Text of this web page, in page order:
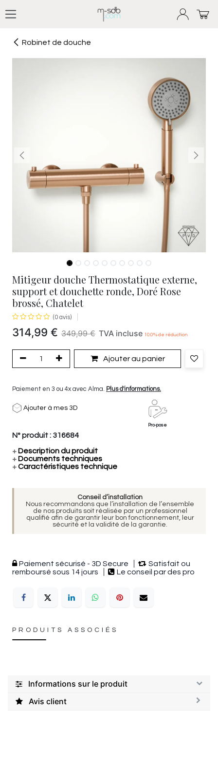
Robinet de douche
Mitigeur douche Thermostatique externe,
support et douchette ronde, Doré Rose
brossé, Chatelet
(0 avis)
314,99 € 349,99€ TVA incluse 10.0% de réduction
Ajouter au panier
Paiement en 3 ou 4x avec Alma. Plus d'informations.
Ajouter à mes 3D
Pro-pose
N° produit : 316684
+ Description du produit
+ Documents techniques
+Caractéristiques technique
Conseil d’installation
Nous recommandons que l’installation de l’ensemble
de nos produits soit réalisée par un professionnel
qualifié afin de garantir leur bon fonctionnement, leur
sécurité et la validité de la garantie.
Paiement sécurisé - 3D Secure
Satisfait ou
remboursé sous 14 jours
Le conseil par des pro
PRODUITS ASSOCIÉS
Informations sur le produit
Avis client